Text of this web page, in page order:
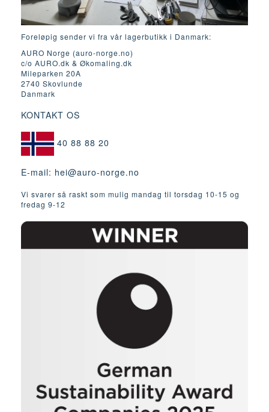
Foreløpig sender vi fra vår lagerbutikk i Danmark:
AURO Norge (auro-norge.no)
c/o AURO.dk & Økomaling.dk
Mileparken 20A
2740 Skovlunde
Danmark
KONTAKT OS
40 88 88 20
E-mail: hei@auro-norge.no
Vi svarer så raskt som mulig mandag til torsdag 10-15 og
fredag ​​9-12